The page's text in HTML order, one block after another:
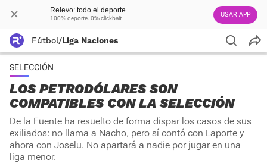
Relevo: todo el deporte
100% deporte. 0% clickbait USAR APP
Fútbol/Liga Naciones
SELECCIÓN
LOS PETRODÓLARES SON
COMPATIBLES CON LA SELECCIÓN
De la Fuente ha resuelto de forma dispar los casos de sus
exiliados: no llama a Nacho, pero sí contó con Laporte y
ahora con Joselu. No apartará a nadie por jugar en una
liga menor.